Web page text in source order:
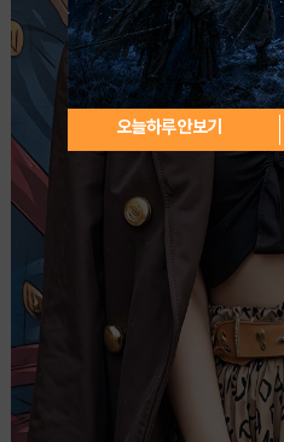
오늘하루 안보기